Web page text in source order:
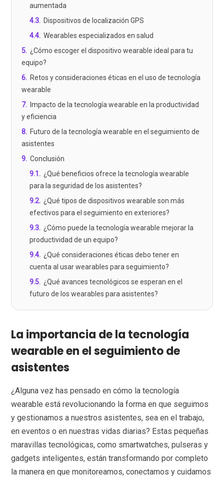
aumentada
4.3. Dispositivos de localización GPS
4.4. Wearables especializados en salud
5. ¿Cómo escoger el dispositivo wearable ideal para tu
equipo?
6. Retos y consideraciones éticas en el uso de tecnología
wearable
7. Impacto de la tecnología wearable en la productividad
y eficiencia
8. Futuro de la tecnología wearable en el seguimiento de
asistentes
9. Conclusión
9.1 . ¿Qué beneficios ofrece la tecnología wearable
para la seguridad de los asistentes?
9.2. ¿Qué tipos de dispositivos wearable son más
efectivos para el seguimiento en exteriores?
9.3. ¿Cómo puede la tecnología wearable mejorar la
productividad de un equipo?
9.4. ¿Qué consideraciones éticas debo tener en
cuenta al usar wearables para seguimiento?
9.5. ¿Qué avances tecnológicos se esperan en el
futuro de los wearables para asistentes?
La importancia de la tecnología
wearable en el seguimiento de
asistentes
¿Alguna vez has pensado en cómo la tecnología
wearable está revolucionando la forma en que seguimos
y gestionamos a nuestros asistentes, sea en el trabajo,
en eventos o en nuestras vidas diarias? Estas pequeñas
maravillas tecnológicas, como smartwatches, pulseras y
gadgets inteligentes, están transformando por completo
la manera en que monitoreamos, conectamos y cuidamos